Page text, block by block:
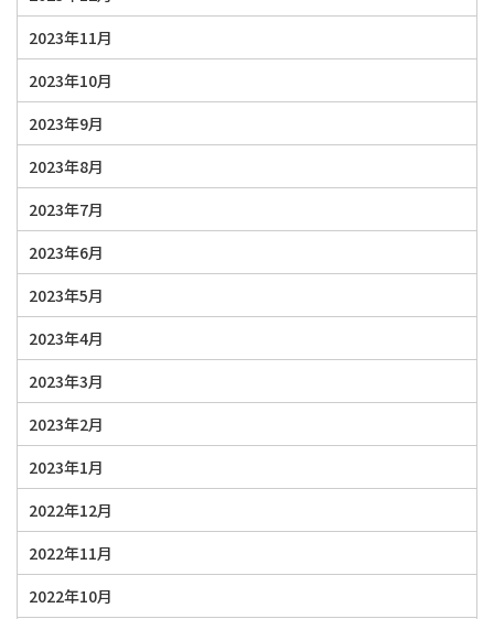
2023年11月
2023年10月
2023年9月
2023年8月
2023年7月
2023年6月
2023年5月
2023年4月
2023年3月
2023年2月
2023年1月
2022年12月
2022年11月
2022年10月